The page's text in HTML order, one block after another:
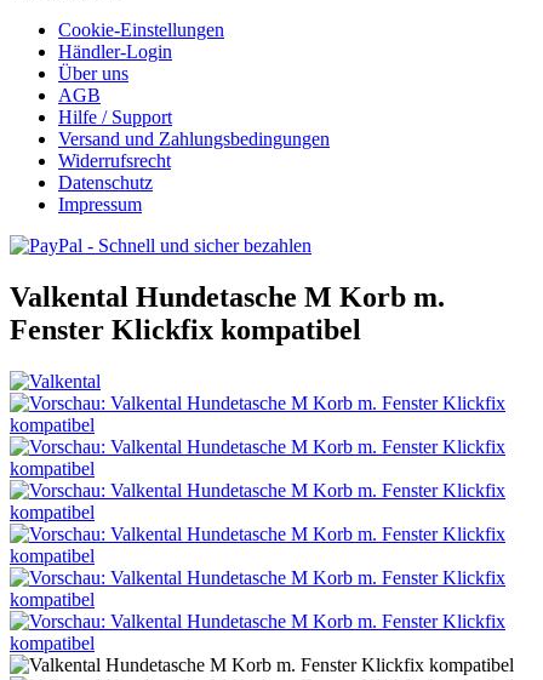
Cookie-Einstellungen
Händler-Login
Über uns
AGB
Hilfe / Support
Versand und Zahlungsbedingungen
Widerrufsrecht
Datenschutz
Impressum
Valkental Hundetasche M Korb m.
Fenster Klickfix kompatibel